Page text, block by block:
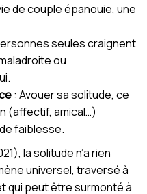
de couple épanouie, une
seules craignent
ou
: Avouer sa solitude, ce
(affectif, amical…)
faiblesse.
la solitude n’a rien
universel, traversé à
qui peut être surmonté à